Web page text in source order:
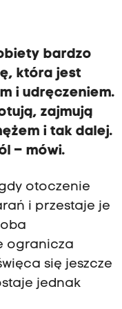
bardzo
która jest
i udręczeniem.
zajmują
i tak dalej.
– mówi.
otoczenie
i przestaje je
ogranicza
się jeszcze
jednak